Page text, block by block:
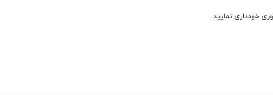
خودداری نمایید .